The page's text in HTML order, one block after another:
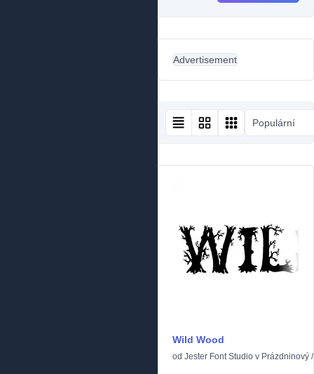
Advertisement
Populární
Wild Wood
od Jester Font Studio v Prázdninový